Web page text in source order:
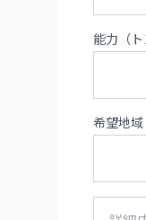
能力（ト
希望地域